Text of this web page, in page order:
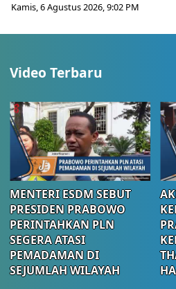
Kamis, 6 Agustus 2026, 9:02 PM
Video Terbaru
MENTERI ESDM SEBUT
PRESIDEN PRABOWO
PERINTAHKAN PLN
SEGERA ATASI
PEMADAMAN DI
SEJUMLAH WILAYAH